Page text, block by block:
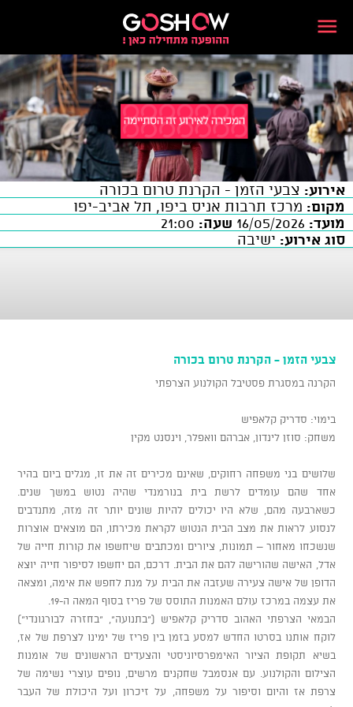
אירוע: צבעי הזמן - הקרנת טרום בכורה
מקום: מרכז תרבות אניס ביפו, תל אביב-יפו
מועד:
שעה:
סוג אירוע: ישיבה
צבעי הזמן - הקרנת טרום בכורה
הקרנה במסגרת פסטיבל הקולנוע הצרפתי
בימוי: סדריק קלאפיש
משחק: סוזן לינדון, אברהם וואפלר, וינסנט מקין
שלושים בני משפחה רחוקים, שאינם מכירים זה את זו, מגלים ביום בהיר
אחד שהם עומדים לרשת בית בנורמנדי שהיה נטוש במשך שנים.
כשארבעה מהם, שלא היו יכולים להיות שונים יותר זה מזה, מתנדבים
לנסוע לראות את מצב הבית הנטוש לקראת מכירתו, הם מוצאים אוצרות
שנשכחו מאחור – תמונות, ציורים ומכתבים שיחשפו את קורות חייה של
אדל, האישה שהורישה להם את הבית. דרכם, הם יחשפו לסיפור חייה יוצא
הדופן של אישה צעירה שעזבה את הבית על מנת לחפש את אימה, ומצאה
את עצמה במרכז עולם האמנות התוסס של פריז בסוף המאה ה-19.
הבמאי הצרפתי האהוב סדריק קלאפיש ("בתנועה", "בחזרה לבורגונדי")
לוקח אותנו בסרטו החדש למסע בזמן בין פריז של ימינו לצרפת של אז,
בשיא תקופת הציור האימפרסיוניסטי והצעדים הראשונים של אומנות
הצילום והקולנוע. עם אנסמבל שחקנים מרשים, נופים עוצרי נשימה של
צרפת אז והיום וסיפור על משפחה, על זיכרון ועל היכולת של העבר